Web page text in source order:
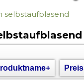
selbstaufblasend
Preis